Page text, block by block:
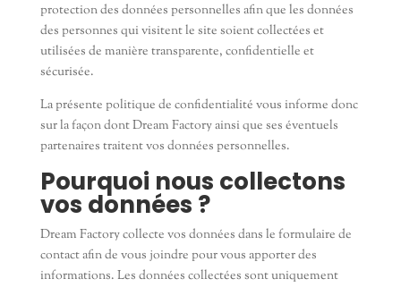
protection des données personnelles afin que les données
des personnes qui visitent le site soient collectées et
utilisées de manière transparente, confidentielle et
sécurisée.
La présente politique de confidentialité vous informe donc
sur la façon dont Dream Factory ainsi que ses éventuels
partenaires traitent vos données personnelles.
Pourquoi nous collectons
vos données ?
Dream Factory collecte vos données dans le formulaire de
contact afin de vous joindre pour vous apporter des
informations. Les données collectées sont uniquement